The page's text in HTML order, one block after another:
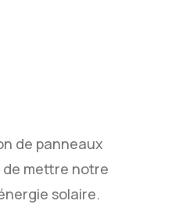
de panneaux
de mettre notre
solaire.